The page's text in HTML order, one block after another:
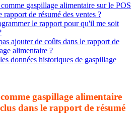
gaspillage alimentaire sur le POS
de résumé des ventes ?
le rapport pour qu'il me soit
ajouter de coûts dans le rapport de
alimentaire ?
données historiques de gaspillage
gaspillage alimentaire
dans le rapport de résumé